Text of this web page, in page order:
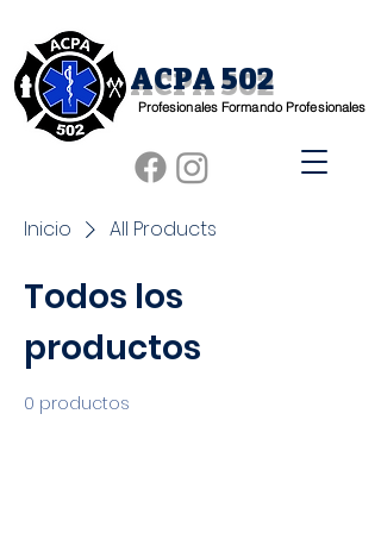
ACPA 502
Profesionales Formando Profesionales
Inicio All Products
Todos los
productos
0 productos